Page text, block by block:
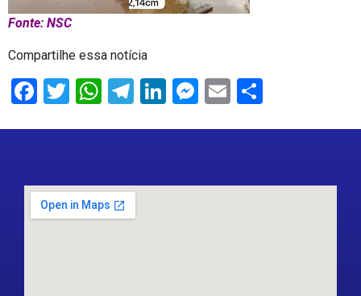
Fonte: NSC
Compartilhe essa notícia
Facebook
Twitter
WhatsApp
Telegram
LinkedIn
Messenger
Email